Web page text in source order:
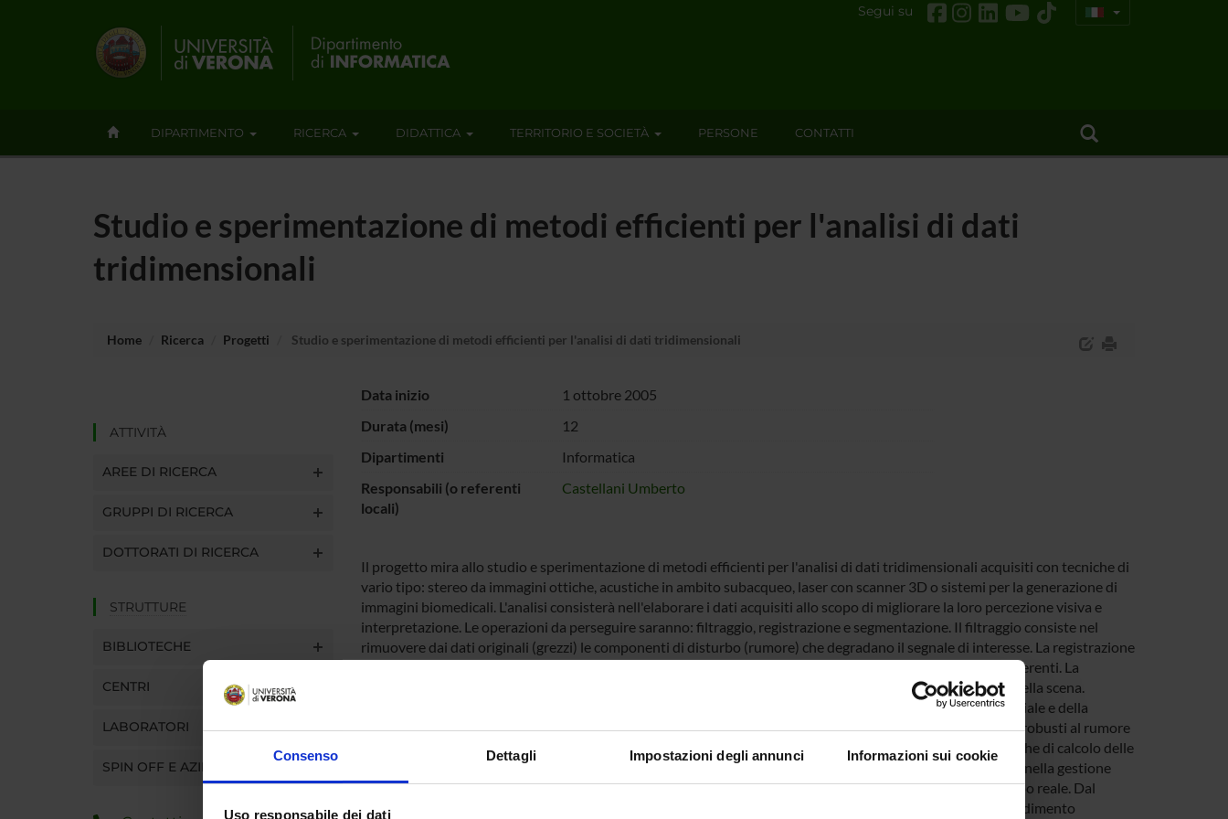
Consenso Dettagli Impostazioni degli annunci Informazioni sui cookie
Uso responsabile dei dati
Segui su
DIPARTIMENTO RICERCA DIDATTICA TERRITORIO E SOCIETÀ PERSONE CONTATTI
Studio e sperimentazione di metodi efficienti per l'analisi di dati
tridimensionali
Home Ricerca Progetti Studio e sperimentazione di metodi efficienti per l'analisi di dati tridimensionali
ATTIVITÀ
AREE DI RICERCA
GRUPPI DI RICERCA
DOTTORATI DI RICERCA
STRUTTURE
BIBLIOTECHE
CENTRI
LABORATORI
SPIN OFF E AZIENDE
Data inizio
1 ottobre 2005
Durata (mesi)
12
Dipartimenti
Informatica
Responsabili (o referenti
locali)
Castellani Umberto
Il progetto mira allo studio e sperimentazione di metodi efficienti per l'analisi di dati tridimensionali acquisiti con tecniche di
vario tipo: stereo da immagini ottiche, acustiche in ambito subacqueo, laser con scanner 3D o sistemi per la generazione di
immagini biomedicali. L'analisi consisterà nell'elaborare i dati acquisiti allo scopo di migliorare la loro percezione visiva e
interpretazione. Le operazioni da perseguire saranno: filtraggio, registrazione e segmentazione. Il filtraggio consiste nel
rimuovere dai dati originali (grezzi) le componenti di disturbo (rumore) che degradano il segnale di interesse. La registrazione
permette di allineare immagini dello stesso soggetto prese da punti di vista diversi o in istanti di tempo differenti. La
segmentazione ha lo scopo di isolare nelle immagini le componenti che sono associabili ad oggetti diversi della scena.
L'aspetto innovativo del progetto riguarderà il coinvolgimento di metodologie avanzate della visione artificiale e della
pattern recognition. Verranno studiati metodi efficienti per l'identificazione di descrittori geometrici locali robusti al rumore
e alla variazione delle condizioni ambientali e di posizione. La ricerca si focalizzerà sulla definizione di tecniche di calcolo delle
corrispondenze 3D dando enfasi sia alle problematiche riguardanti l'accuratezza dei risultati, specialmente nella gestione
degli outlies, e sia all'efficienza degli algoritmi proposti negli ambiti in cui siano richieste prestazioni in tempo reale. Dal
punto di vista metodologico il progetto intende esplorare l'impiego di strumenti di classificazione e apprendimento